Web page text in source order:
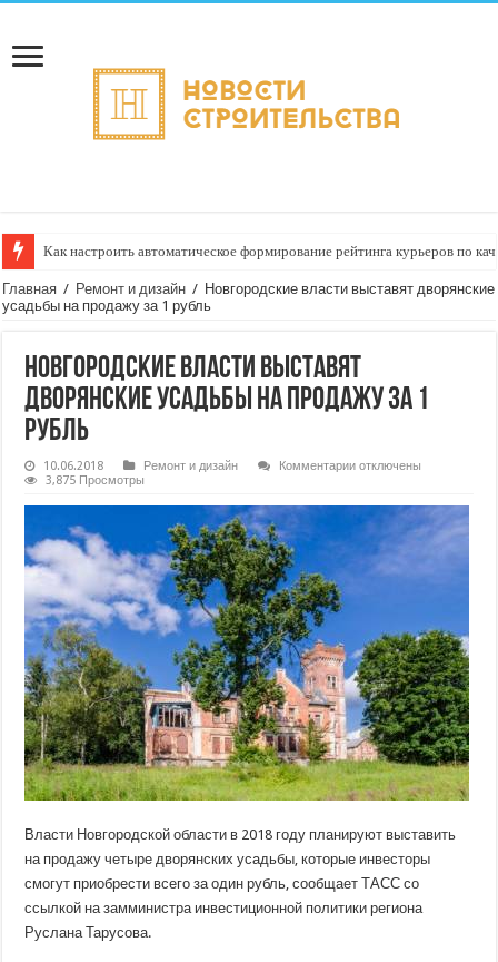
Как настроить автоматическое формирование рейтинга курьеров по
Главная / Ремонт и дизайн / Новгородские власти выставят дворянские
усадьбы на продажу за 1 рубль
Новгородские власти выставят
дворянские усадьбы на продажу за 1
рубль
10.06.2018 Ремонт и дизайн Комментариик
власти
выставят
дворянские
усадьбы
отключены
3,875 Просмотры
Власти Новгородской области в 2018 году планируют выставить
на продажу четыре дворянских усадьбы, которые инвесторы
смогут приобрести всего за один рубль, сообщает ТАСС со
ссылкой на замминистра инвестиционной политики региона
Руслана Тарусова.